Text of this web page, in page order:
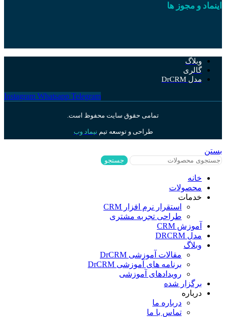
اینماد و مجوز ها
وبلاگ
گالری
مدل DrCRM
Instagram Whatsapp Telegram
تمامی حقوق سایت محفوظ است.
طراحی و توسعه تیم نیماد وب
بستن
جستجو
خانه
محصولات
خدمات
استقرار نرم افزار CRM
طراحی تجربه مشتری
آموزش CRM
مدل DRCRM
وبلاگ
مقالات آموزشی DrCRM
برنامه های آموزشی DrCRM
رویدادهای آموزشی
برگزار شده
درباره
درباره ما
تماس با ما